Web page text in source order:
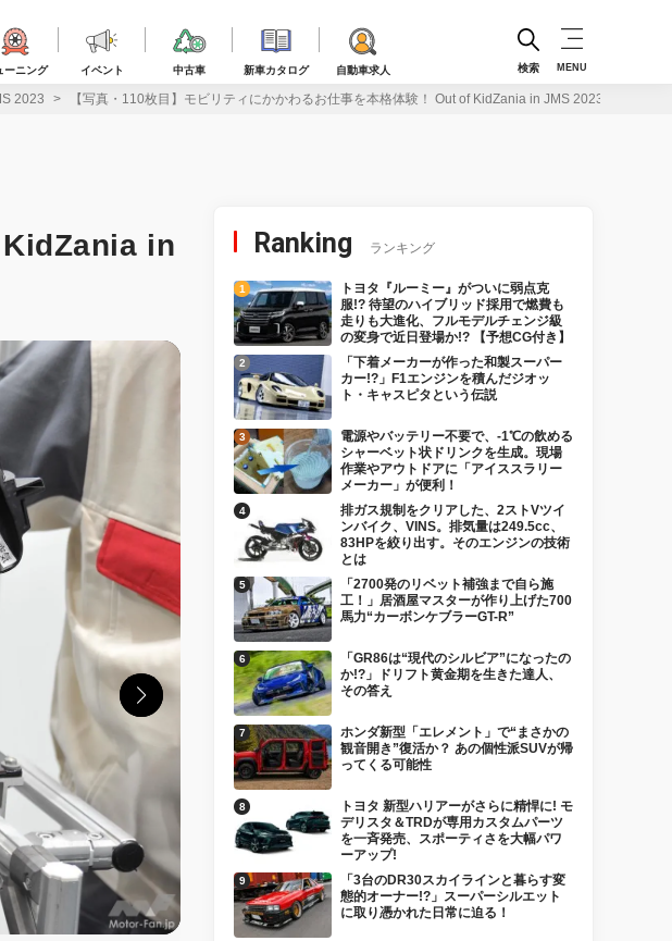
ーニング イベント 中古車 新車カタログ 自動車求人 検索 MENU
2023 【写真・110枚目】モビリティにかかわるお仕事を本格体験！ Out of KidZania in JMS 2023
KidZania in
Ranking ランキング
トヨタ『ルーミー』がついに弱点克
服!? 待望のハイブリッド採用で燃費も
走りも大進化、フルモデルチェンジ級
の変身で近日登場か!? 【予想CG付き】
「下着メーカーが作った和製スーパー
カー!?」F1エンジンを積んだジオッ
ト・キャスピタという伝説
電源やバッテリー不要で、-1℃の飲める
シャーベット状ドリンクを生成。現場
作業やアウトドアに「アイススラリー
メーカー」が便利！
排ガス規制をクリアした、2ストVツイ
ンバイク、VINS。排気量は249.5cc、
83HPを絞り出す。そのエンジンの技術
とは
「2700発のリベット補強まで自ら施
工！」居酒屋マスターが作り上げた700
馬力“カーボンケブラーGT-R”
「GR86は“現代のシルビア”になったの
か!?」ドリフト黄金期を生きた達人、
その答え
ホンダ新型「エレメント」で“まさかの
観音開き”復活か？ あの個性派SUVが帰
ってくる可能性
トヨタ 新型ハリアーがさらに精悍に! モ
デリスタ＆TRDが専用カスタムパーツ
を一斉発売、スポーティさを大幅パワ
ーアップ!
「3台のDR30スカイラインと暮らす変
態的オーナー!?」スーパーシルエット
に取り憑かれた日常に迫る！